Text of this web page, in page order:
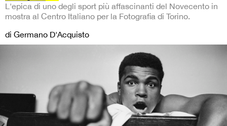
L'epica di uno degli sport più affascinanti del Novecento in
mostra al Centro Italiano per la Fotografia di Torino.
di Germano D'Acquisto